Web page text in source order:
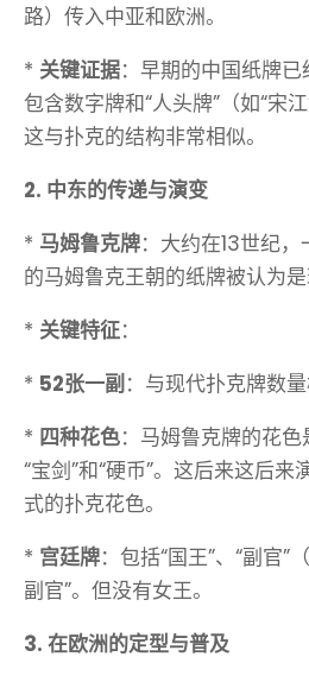
路）传入中亚和欧洲。
* 关键证据：早期的中国纸牌
包含数字牌和“人头牌”（如“宋江
这与扑克的结构非常相似。
2. 中东的传递与演变
* 马姆鲁克牌：大约在13世纪
的马姆鲁克王朝的纸牌被认为
* 关键特征：
* 52张一副 ：与现代扑克牌数量
* 四种花色：马姆鲁克牌的花色
“宝剑”和“硬币”。这后来这后
式的扑克花色。
* 宫廷牌：包括“国王”、“副官”
副官”。但没有女王。
3. 在欧洲的定型与普及